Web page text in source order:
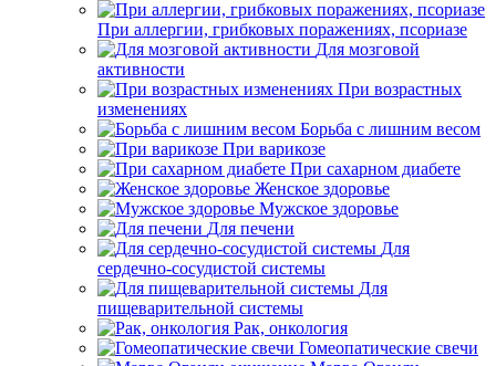
При аллергии, грибковых поражениях, псориазе
Для мозговой
активности
При возрастных
изменениях
Борьба с лишним весом
При варикозе
При сахарном диабете
Женское здоровье
Мужское здоровье
Для печени
Для
сердечно-сосудистой системы
Для
пищеварительной системы
Рак, онкология
Гомеопатические свечи